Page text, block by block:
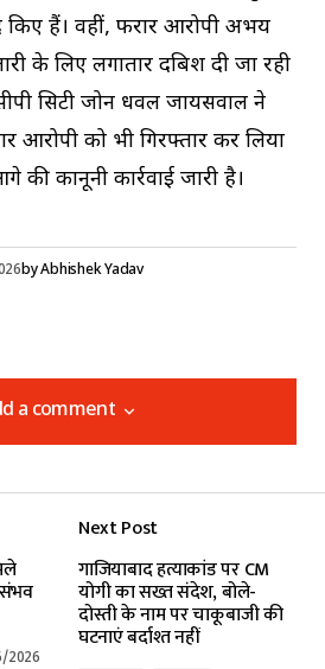
किए हैं। वहीं, फरार आरोपी अभय
के लिए लगातार दबिश दी जा रही
सिटी जोन धवल जायसवाल ने
आरोपी को भी गिरफ्तार कर लिया
कानूनी कार्रवाई जारी है।
byAbhishek Yadav
a comment
a comment
marked*
2026
Next Post
गाजियाबाद हत्याकांड पर CM
योगी का सख्त संदेश, बोले-
दोस्ती के नाम पर चाकूबाजी की
घटनाएं बर्दाश्त नहीं